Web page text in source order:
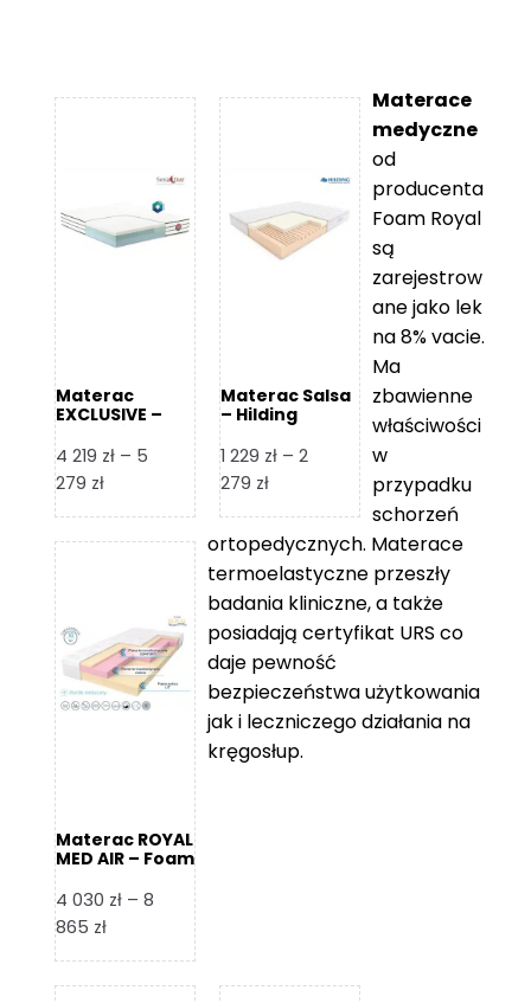
Materac
EXCLUSIVE –
4 219 zł – 5
279 złZakres
od
5
279 zł
Materac Salsa
– Hilding
1 229 zł – 2
279 złZakres
od
1
229 zł
2
279 zł
Materac ROYAL
MED AIR – Foam
4 030 zł – 8
865 złZakres
od
Materace
medyczne
od
producenta
Foam Royal
są
zarejestrow
ane jako lek
na 8% vacie.
Ma
zbawienne
właściwości
w
przypadku
schorzeń
ortopedycznych. Materace
termoelastyczne przeszły
badania kliniczne, a także
posiadają certyfikat URS co
daje pewność
bezpieczeństwa użytkowania
jak i leczniczego działania na
kręgosłup.